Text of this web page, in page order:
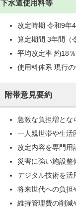
下水道使用料等
改定時期 令和9年4
算定期間 3年間（
平均改定率 約18％
使用料体系 現行
附帯意見要約
急激な負担増とな
一人親世帯や生活
改定内容を専門用
災害に強い施設整
デジタル技術を活
将来世代への負担
維持管理費の削減